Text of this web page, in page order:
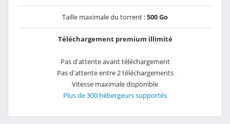
Taille maximale du torrent :500 Go
Téléchargement premium illimité
Pas d'attente avant téléchargement
Pas d'attente entre 2 téléchargements
Vitesse maximale disponible
Plus de 300 hébergeurs supportés